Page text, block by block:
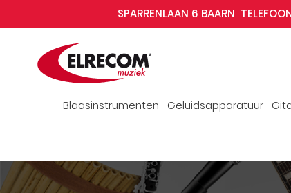
SPARRENLAAN 6 BAARN
Blaasinstrumenten Geluidsapparatuur